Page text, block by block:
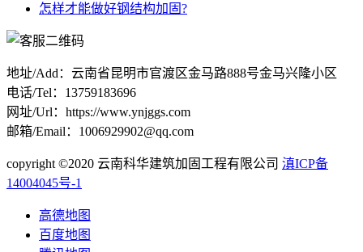
怎样才能做好钢结构加固?
地址/Add：云南省昆明市官渡区金马路888号金马兴隆小区
电话/Tel：13759183696
网址/Url：https://www.ynjggs.com
邮箱/Email：1006929902@qq.com
copyright ©2020 云南科华建筑加固工程有限公司 滇ICP备
14004045号-1
高德地图
百度地图